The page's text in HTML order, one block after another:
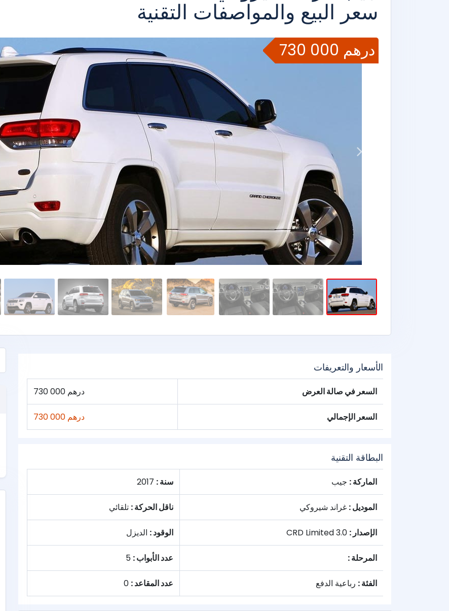
سعر البيع والمواصفات التقنية
730 000 درهم
الأسعار والتعريفات
السعر في صالة العرض 730 000 درهم
السعر الإجمالي 730 000 درهم
البطاقة التقنية
الماركة : جيب سنة :
الموديل : غراند شيروكي ناقل الحركة : تلقائي
الإصدار : الوقود : الديزل
المرحلة : عدد الأبواب :
الفئة : رباعية الدفع عدد المقاعد :